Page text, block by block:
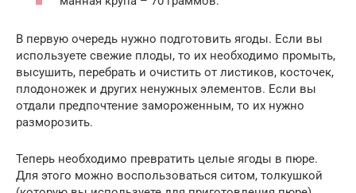
В первую очередь нужно подготовить ягоды. Если вы
используете свежие плоды, то их необходимо промыть,
высушить, перебрать и очистить от листиков, косточек,
плодоножек и других ненужных элементов. Если вы
отдали предпочтение замороженным, то их нужно
разморозить.
Теперь необходимо превратить целые ягоды в пюре.
Для этого можно воспользоваться ситом, толкушкой